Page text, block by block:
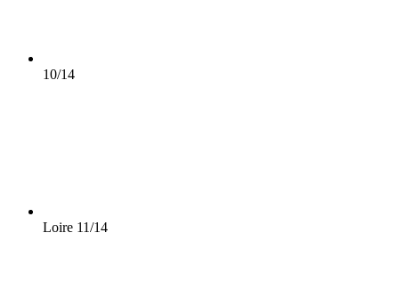
10/14
Loire 11/14